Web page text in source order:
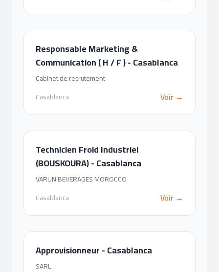
Responsable Marketing &
Communication ( H / F ) - Casablanca
Cabinet de recrutement
Casablanca
Voir →
Technicien Froid Industriel
(BOUSKOURA) - Casablanca
VARUN BEVERAGES MOROCCO
Casablanca
Voir →
Approvisionneur - Casablanca
SARL